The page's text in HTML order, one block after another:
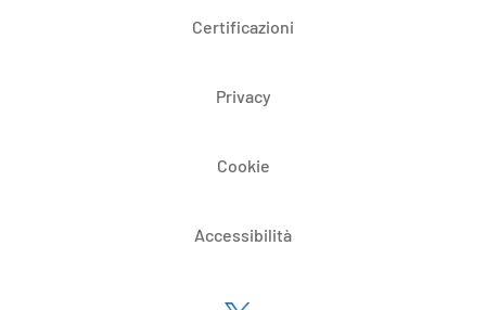
Certificazioni
Privacy
Cookie
Accessibilità